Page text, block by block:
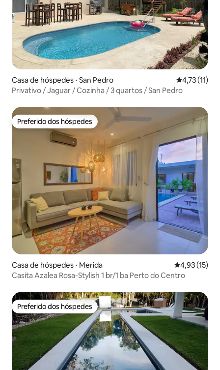
Casa de hóspedes ⋅ San Pedro 4,73 de uma
4,73 (11)
Privativo / Jaguar / Cozinha / 3 quartos / San Pedro
Preferido dos hóspedes
Preferido dos hóspedes
Casa de hóspedes ⋅ Merida 4,93 de uma
4,93 (15)
Casita Azalea Rosa-Stylish 1 br/1 ba Perto do Centro
Preferido dos hóspedes
Preferido dos hóspedes